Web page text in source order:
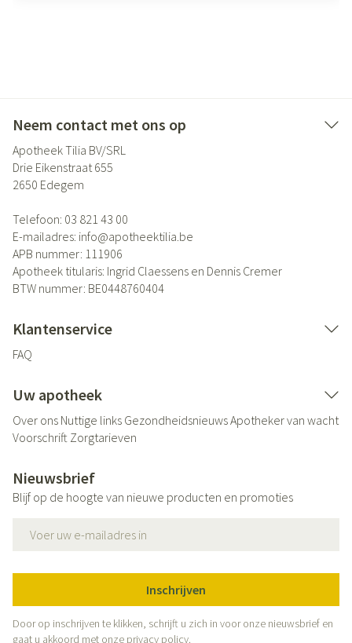
Neem contact met ons op
Apotheek Tilia BV/SRL
Drie Eikenstraat 655
2650 Edegem
Telefoon: 03 821 43 00
E-mailadres: info@apotheektilia.be
APB nummer: 111906
Apotheek titularis: Ingrid Claessens en Dennis Cremer
BTW nummer: BE0448760404
Klantenservice
FAQ
Uw apotheek
Over ons Nuttige links GezondheidsnieuwsApotheker van wacht
Voorschrift Zorgtarieven
Nieuwsbrief
Blijf op de hoogte van nieuwe producten en promoties
Inschrijven
Door op inschrijven te klikken, schrijft u zich in voor onze nieuwsbrief en
gaat u akkoord met onze privacy policy.